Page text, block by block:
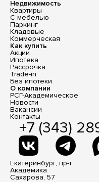
Недвижимость
Квартиры
С мебелью
Паркинг
Кладовые
Коммерческая
Как купить
Акции
Ипотека
Рассрочка
Trade-in
Без ипотеки
О компании
РСГ-Академическое
Новости
Вакансии
Контакты
+7 (343)
Екатеринбург, пр-т
Академика
Сахарова, 57